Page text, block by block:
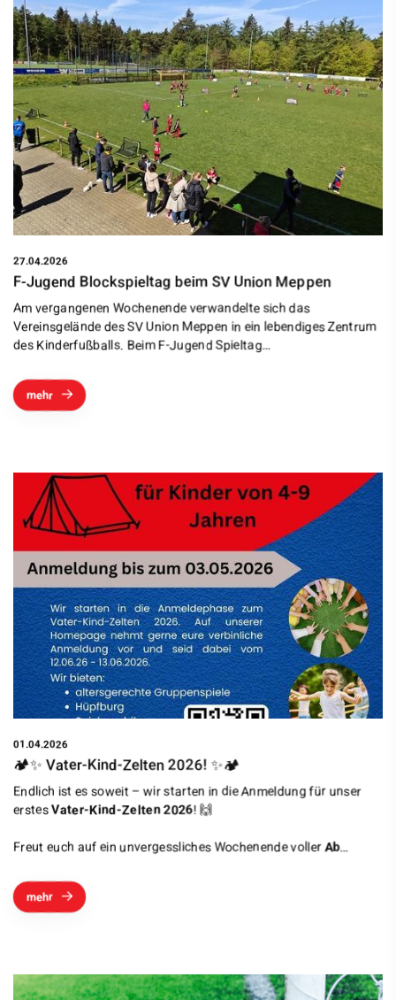
27.04.2026
F-Jugend Blockspieltag beim SV Union Meppen
Am vergangenen Wochenende verwandelte sich das
Vereinsgelände des SV Union Meppen in ein lebendiges Zentrum
des Kinderfußballs. Beim F-Jugend Spieltag…
mehr
01.04.2026
🏕️✨ Vater-Kind-Zelten 2026! ✨🏕️
Endlich ist es soweit – wir starten in die Anmeldung für unser
erstesVater-Kind-Zelten 2026! 🙌
Freut euch auf ein unvergessliches Wochenende vollerAb…
mehr